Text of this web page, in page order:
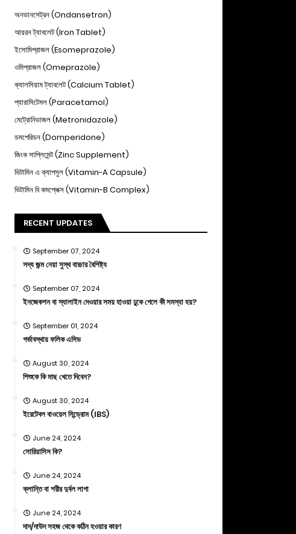
অনডানসেট্রন (Ondansetron)
আয়রন ট্যাবলেট (Iron Tablet)
ইসোমিপ্রাজল (Esomeprazole)
ওমিপ্রাজল (Omeprazole)
ক্যালসিয়াম ট্যাবলেট (Calcium Tablet)
প্যারাসিটেমল (Paracetamol)
মেট্রোনিডাজল (Metronidazole)
ডমপেরিডন (Domperidone)
জিংক সাপ্লিমেন্ট (Zinc Supplement)
ভিটামিন এ ক্যাপসুল (Vitamin-A Capsule)
ভিটামিন বি কমপ্লেক্স (Vitamin-B Complex)
RECENT UPDATES
September 07, 2024
সদ্য জন্ম নেয়া সুস্থ বাচ্চার বৈশিষ্ট্য
September 07, 2024
ইনজেকশন বা স্যালাইন দেওয়ার সময় হাওয়া ঢুকে গেলে কী সমস্যা হয়?
September 01, 2024
গর্ভাবস্থায় ফলিক এসিড
August 30, 2024
শিশুকে কি মাছ খেতে দিবেন?
August 30, 2024
ইরেটেবল বাওয়েল সিন্ড্রোম (IBS)
June 24, 2024
সোরিয়াসিস কি?
June 24, 2024
ক্লান্তি বা শরীর দুর্বল লাগা
June 24, 2024
দাদ/দাউদ সহজ থেকে কঠিন হওয়ার কারণ